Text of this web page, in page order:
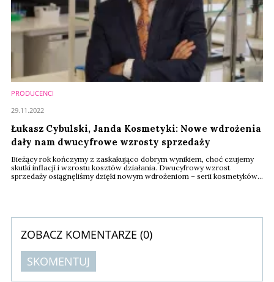
PRODUCENCI
Łukasz Cybulski, Janda Kosmetyki: Nowe wdrożenia
dały nam dwucyfrowe wzrosty sprzedaży
Bieżący rok kończymy z zaskakująco dobrym wynikiem, choć czujemy
skutki inflacji i wzrostu kosztów działania. Dwucyfrowy wzrost
sprzedaży osiągnęliśmy dzięki nowym wdrożeniom – serii kosmetyków
29.11.2022
ZOBACZ KOMENTARZE (0)
SKOMENTUJ